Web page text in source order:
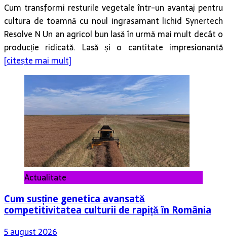
Cum transformi resturile vegetale într-un avantaj pentru
cultura de toamnă cu noul ingrasamant lichid Synertech
Resolve N Un an agricol bun lasă în urmă mai mult decât o
producție ridicată. Lasă și o cantitate impresionantă
[citește mai mult]
Actualitate
Cum susține genetica avansată
competitivitatea culturii de rapiță în România
5 august 2026